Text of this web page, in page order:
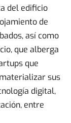
del edificio
de
así como
que alberga
que
sus
digital,
entre